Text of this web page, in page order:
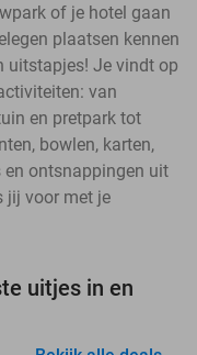
of je hotel gaan
plaatsen kennen
uitstapjes! Je vindt op
van
en pretpark tot
bowlen, karten,
en ontsnappingen uit
jij voor met je
uitjes in en